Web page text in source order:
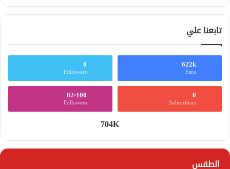
تابعنا علي
622k
Fans
0
Followers
0
Subscribers
82٬100
Followers
704K
الطقس